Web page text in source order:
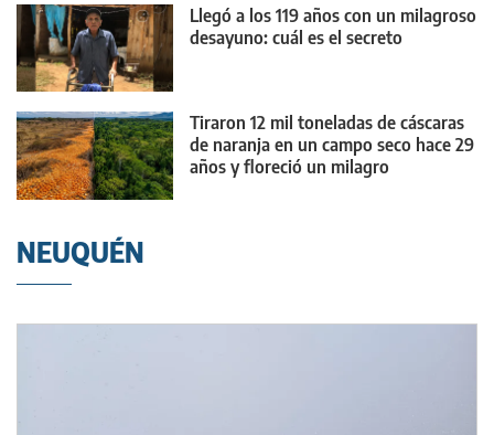
Llegó a los 119 años con un milagroso
desayuno: cuál es el secreto
Tiraron 12 mil toneladas de cáscaras
de naranja en un campo seco hace 29
años y floreció un milagro
NEUQUÉN